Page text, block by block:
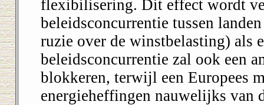
flexibilisering. Dit effect wordt
beleidsconcurrentie tussen
ruzie over de winstbelasting) als
beleidsconcurrentie zal ook een
blokkeren, terwijl een Europees
energieheffingen nauwelijks van